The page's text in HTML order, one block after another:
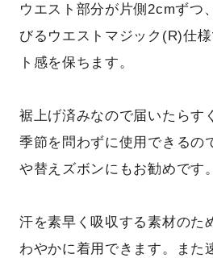
ウエスト部分が片側2cmずつ
びるウエストマジック(R)仕
ト感を保ちます。
裾上げ済みなので届いたらす
季節を問わずに使用できるの
や替えズボンにもお勧めです。
汗を素早く吸収する素材のた
わやかに着用できます。また